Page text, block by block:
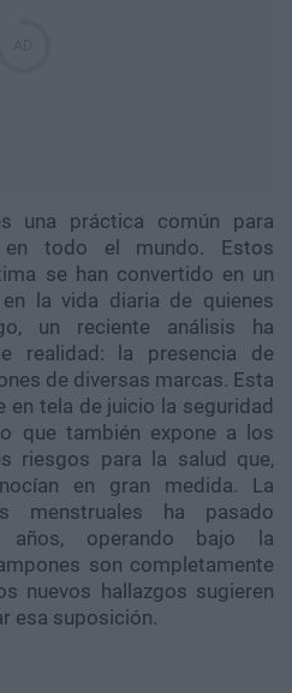
una práctica común para
en todo el mundo. Estos
se han convertido en un
la vida diaria de quienes
un reciente análisis ha
realidad: la presencia de
de diversas marcas. Esta
tela de juicio la seguridad
que también expone a los
riesgos para la salud que,
en gran medida. La
menstruales ha pasado
años, operando bajo la
son completamente
nuevos hallazgos sugieren
esa suposición.